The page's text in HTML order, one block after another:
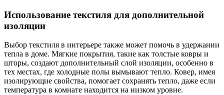
Использование текстиля для дополнительной
изоляции
Выбор текстиля в интерьере также может помочь в удержании
тепла в доме. Мягкие покрытия, такие как толстые ковры и
шторы, создают дополнительный слой изоляции, особенно в
тех местах, где холодные полы вымывают тепло. Ковер, имея
изолирующие свойства, помогает сохранять тепло, даже если
температура в комнате находится на низком уровне.